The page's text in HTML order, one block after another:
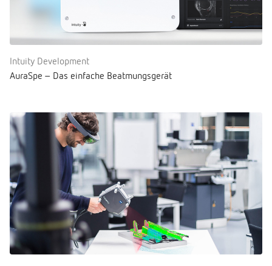
Intuity Development
AuraSpe – Das einfache Beatmungsgerät